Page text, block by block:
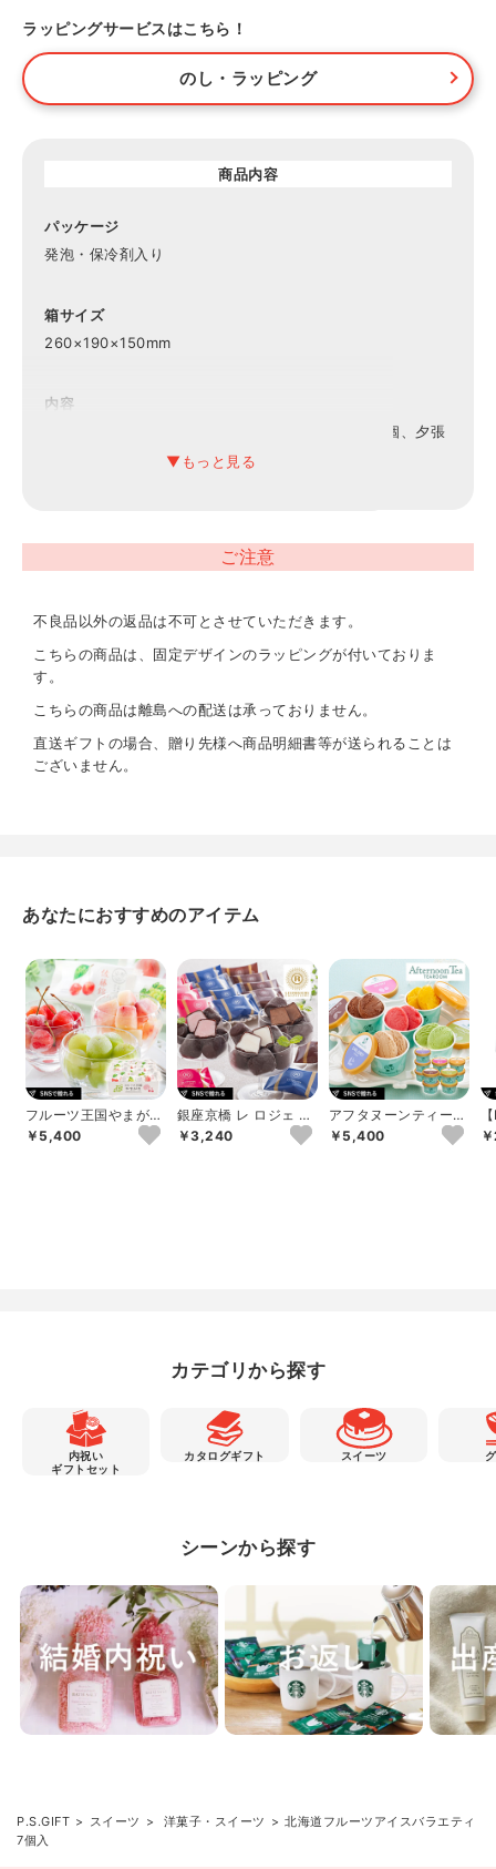
ラッピングサービスはこちら！
のし・ラッピング
商品内容
パッケージ
発泡・保冷剤入り
箱サイズ
260×190×150mm
内容
余市りんご･余市ぶどう･北海道いちご各68ml×各2個、夕張
メロン68ml×1個 (計7個)
アイスのためなし
約1,040g
卵・乳成分・りんご
ご注意
不良品以外の返品は不可とさせていただきます。
こちらの商品は、固定デザインのラッピングが付いておりま
す。
こちらの商品は離島への配送は承っておりません。
直送ギフトの場合、贈り先様へ商品明細書等が送られることは
ございません。
あなたにおすすめのアイテム
フルーツ王国やまが
た ひんやり果実
￥5,400
銀座京橋 レ ロジェ エ
ギュスキロール ショ
コラアイスボ...
￥3,240
アフタヌーンティー・
ティールーム ジェラ
ートギフトC 1...
￥5,400
カテゴリから探す
内祝い
ギフトセット
カタログギフト スイーツ
シーンから探す
P.S.GIFT スイーツ 洋菓子・スイーツ
北海道フルーツアイスバラエティ
7個入